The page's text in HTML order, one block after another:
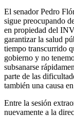
El senador Pedro
sigue preocupando
en propiedad del
garantizar la salud
tiempo transcurrido
gobierno y no
subsanarse
parte de las
también una causa
Entre la sesión
nuevamente a la